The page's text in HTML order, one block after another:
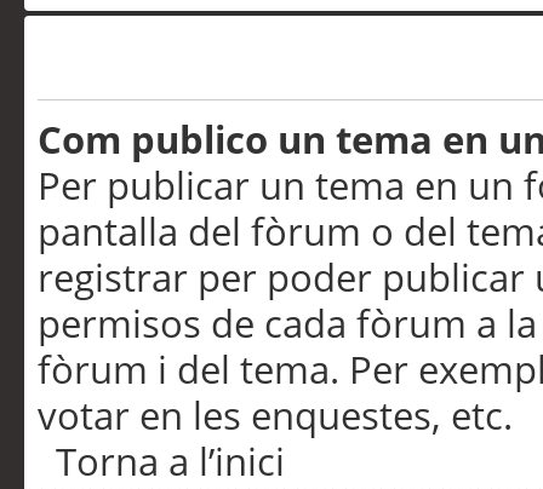
Com publico un tema en
Per publicar un tema en un
pantalla del fòrum o del
registrar per poder publicar
permisos de cada fòrum a
fòrum i del tema. Per
votar en les enquestes, etc.
Torna a l’inici